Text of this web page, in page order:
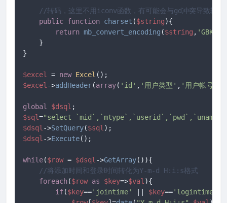
//转码，这里不用iconv函数，有可能会与gd冲突导致输出
public function charset ($string){
return mb_convert_encoding ($string , 'GBK'
    }
}
$excel = new Excel
$excel ->addHeader(array( 'id' , '用户类型' , '用户帐号'
global $dsql
$sql="select
$dsql ->SetQuery($sql
$dsql ->Execute();
while($row = $dsql ->GetArray()){
//将添加时间和登录时间转化为Y-m-d H:i:s格式
foreach($row as $key=>$val ){
if($key=='jointime' $key=='logintime'